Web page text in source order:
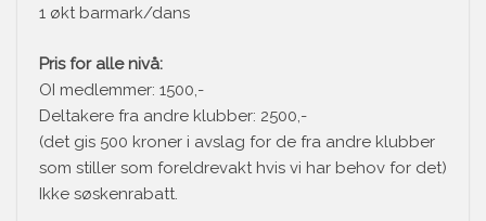
1 økt barmark/dans
Pris for alle nivå:
OI medlemmer: 1500,-
Deltakere fra andre klubber: 2500,-
(det gis 500 kroner i avslag for de fra andre klubber
som stiller som foreldrevakt hvis vi har behov for det)
Ikke søskenrabatt.